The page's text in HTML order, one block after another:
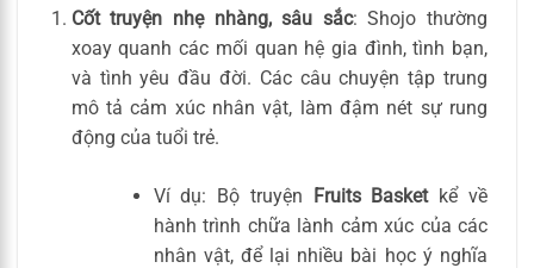
Cốt truyện nhẹ nhàng, sâu sắc: Shojo thường
xoay quanh các mối quan hệ gia đình, tình bạn,
và tình yêu đầu đời. Các câu chuyện tập trung
mô tả cảm xúc nhân vật, làm đậm nét sự rung
động của tuổi trẻ.
Ví dụ: Bộ truyện Fruits Basketkể về
hành trình chữa lành cảm xúc của các
nhân vật, để lại nhiều bài học ý nghĩa